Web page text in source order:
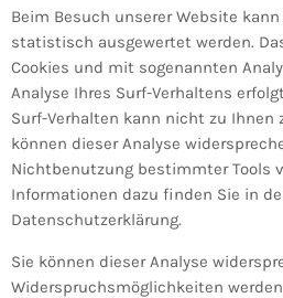
Beim Besuch unserer Website
statistisch ausgewertet werden.
Cookies und mit sogenannten
Analyse Ihres Surf-Verhaltens
Surf-Verhalten kann nicht zu Ihnen
können dieser Analyse
Nichtbenutzung bestimmter Tools
Informationen dazu finden Sie in
Datenschutzerklärung.
Sie können dieser Analyse
Widerspruchsmöglichkeiten